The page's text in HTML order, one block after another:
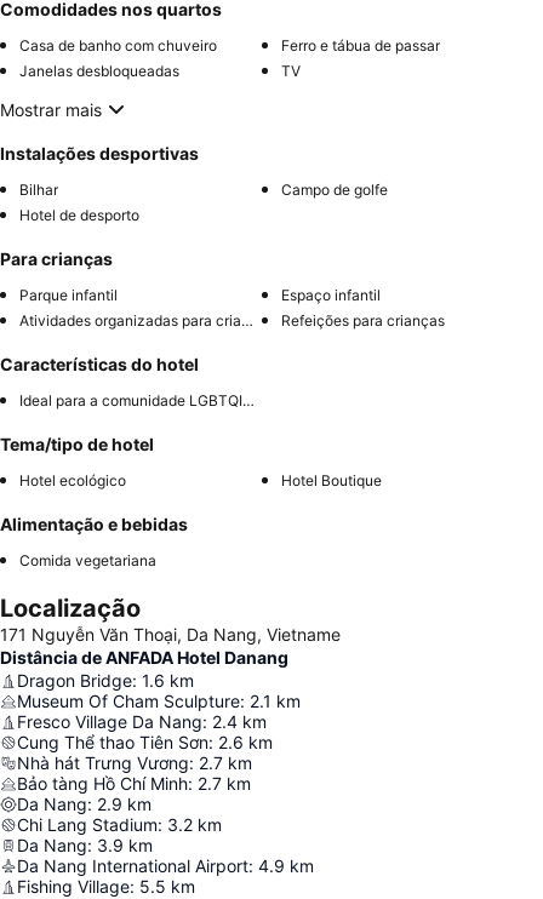
Comodidades nos quartos
Casa de banho com chuveiro
Ferro e tábua de passar
Janelas desbloqueadas
TV
Mostrar mais
Instalações desportivas
Bilhar
Campo de golfe
Hotel de desporto
Para crianças
Parque infantil
Espaço infantil
Atividades organizadas para crianças
Refeições para crianças
Características do hotel
Ideal para a comunidade LGBTQIA+
Tema/tipo de hotel
Hotel ecológico Hotel Boutique
Alimentação e bebidas
Comida vegetariana
Localização
171 Nguyễn Văn Thoại, Da Nang, Vietname
Distância de ANFADA Hotel Danang
Dragon Bridge: 1.6 km
Museum Of Cham Sculpture: 2.1 km
Fresco Village Da Nang: 2.4 km
Cung Thể thao Tiên Sơn: 2.6 km
Nhà hát Trưng Vương: 2.7 km
Bảo tàng Hồ Chí Minh: 2.7 km
Da Nang: 2.9 km
Chi Lang Stadium: 3.2 km
Da Nang: 3.9 km
Da Nang International Airport: 4.9 km
Fishing Village: 5.5 km